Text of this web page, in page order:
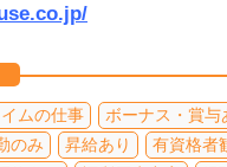
ムの仕事 ボーナス・賞与
のみ 昇給あり 有資格者